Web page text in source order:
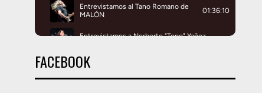
FACEBOOK